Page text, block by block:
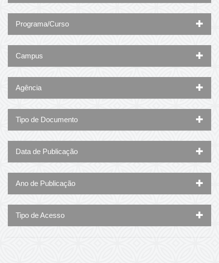
Programa/Curso
Campus
Agência
Tipo de Documento
Data de Publicação
Ano de Publicação
Tipo de Acesso